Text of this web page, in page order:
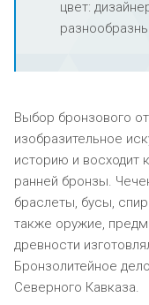
цвет:
Выбор бронзового
изобразительное
историю и восходит
ранней бронзы.
браслеты, бусы,
также оружие,
древности
Бронзолитейное
Северного Кавказа.